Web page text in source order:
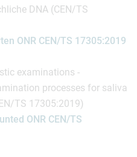
DNA (CEN/TS
ONR CEN/TS 17305:2019
examinations -
processes for saliva
TS 17305:2019)
ONR CEN/TS